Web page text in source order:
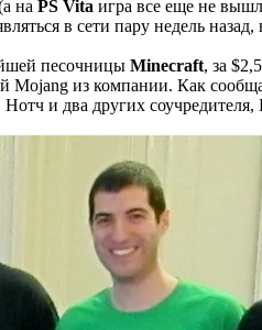
на PS Vita игра все еще не
в сети пару недель назад,
песочницы Minecraft, за
Mojang из компании. Как
и два других